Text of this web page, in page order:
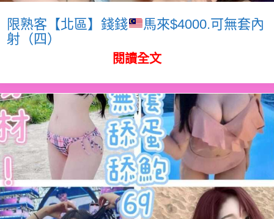
限熟客【北區】錢錢
馬來$4000.可無套內
射（四）
閱讀全文